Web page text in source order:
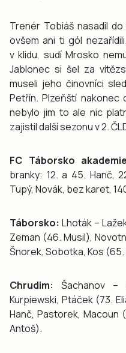
Trenér Tobiáš nasadil
ovšem ani ti gól
v klidu, sudí Mrosko
Jablonec si šel za
museli jeho činovníci
Petřín. Plzeňští nakonec
nebylo jim to ale nic
zajistil další sezonu v 2.
FC Táborsko
branky: 12. a 45. Hanč,
Tupý, Novák, bez karet,
Táborsko: Lhoták –
Zeman (46. Musil),
Šnorek, Sobotka, Kos
Chrudim: Šachanov –
Kurpiewski, Ptáček (73.
Hanč, Pastorek, Macoun
Antoš).